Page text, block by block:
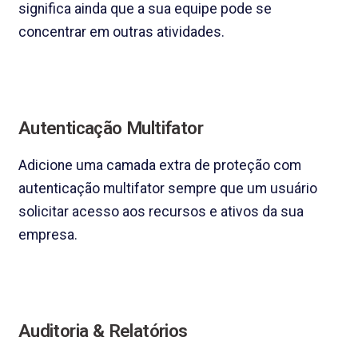
significa ainda que a sua equipe pode se
concentrar em outras atividades.
Autenticação Multifator
Adicione uma camada extra de proteção com
autenticação multifator sempre que um usuário
solicitar acesso aos recursos e ativos da sua
empresa.
Auditoria & Relatórios